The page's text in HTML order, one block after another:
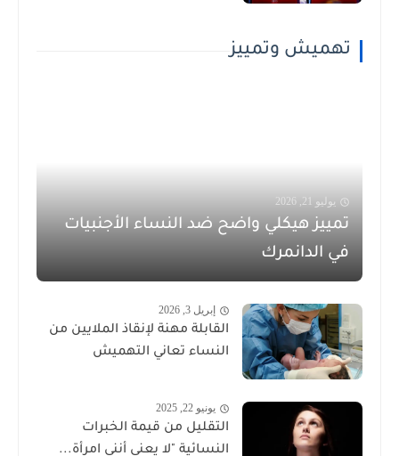
تهميش وتمييز
يوليو 21, 2026
تمييز هيكلي واضح ضد النساء الأجنبيات
في الدانمرك
إبريل 3, 2026
القابلة مهنة لإنقاذ الملايين من
النساء تعاني التهميش
يونيو 22, 2025
التقليل من قيمة الخبرات
النسائية "لا يعني أنني امرأة...